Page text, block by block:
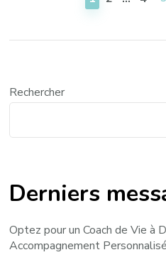
Rechercher
Derniers
Optez pour un Coach de Vie à
Accompagnement Personnalisé